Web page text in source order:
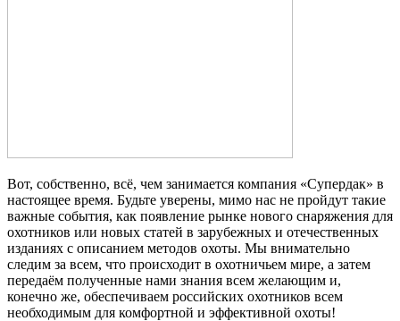
Вот, собственно, всё, чем занимается компания «Супердак» в
настоящее время. Будьте уверены, мимо нас не пройдут такие
важные события, как появление рынке нового снаряжения для
охотников или новых статей в зарубежных и отечественных
изданиях с описанием методов охоты. Мы внимательно
следим за всем, что происходит в охотничьем мире, а затем
передаём полученные нами знания всем желающим и,
конечно же, обеспечиваем российских охотников всем
необходимым для комфортной и эффективной охоты!